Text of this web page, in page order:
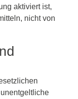
aktiviert ist,
nicht von